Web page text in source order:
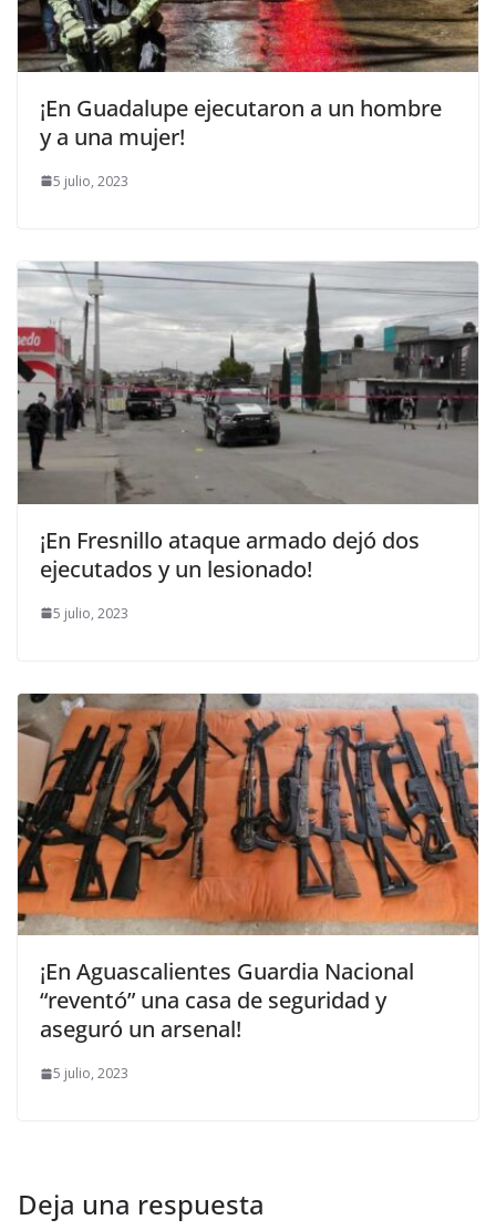
¡En Guadalupe ejecutaron a un hombre
y a una mujer!
5 julio, 2023
¡En Fresnillo ataque armado dejó dos
ejecutados y un lesionado!
5 julio, 2023
¡En Aguascalientes Guardia Nacional
“reventó” una casa de seguridad y
aseguró un arsenal!
5 julio, 2023
Deja una respuesta